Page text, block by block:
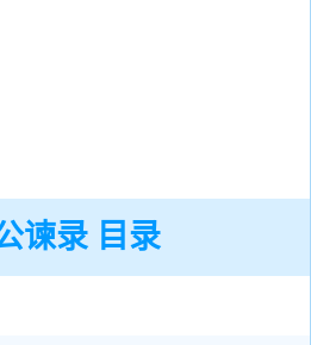
谏录 目录